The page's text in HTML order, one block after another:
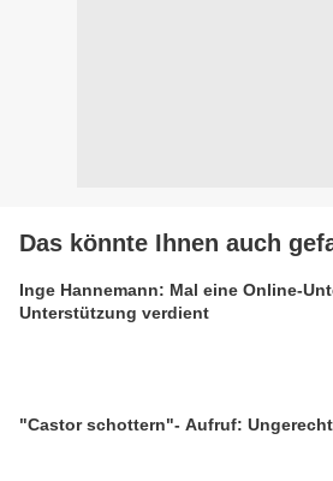
Das könnte Ihnen auch
Inge Hannemann: Mal eine Online-
Unterstützung verdient
"Castor schottern"- Aufruf: